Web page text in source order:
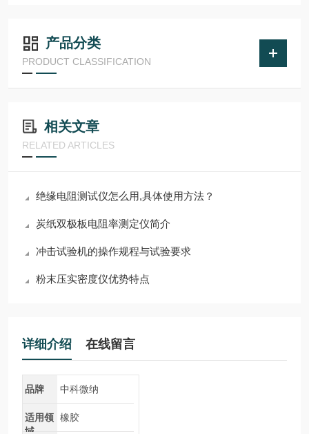
产品分类
PRODUCT CLASSIFICATION
相关文章
RELATED ARTICLES
绝缘电阻测试仪怎么用,具体使用方法？
炭纸双极板电阻率测定仪简介
冲击试验机的操作规程与试验要求
粉末压实密度仪优势特点
详细介绍 在线留言
品牌 中科微纳
适用领
域
橡胶